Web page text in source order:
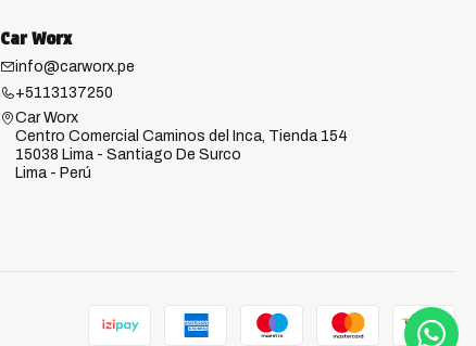
Car Worx
info@carworx.pe
+5113137250
Car Worx
Centro Comercial Caminos del Inca, Tienda 154
15038 Lima - Santiago De Surco
Lima - Perú